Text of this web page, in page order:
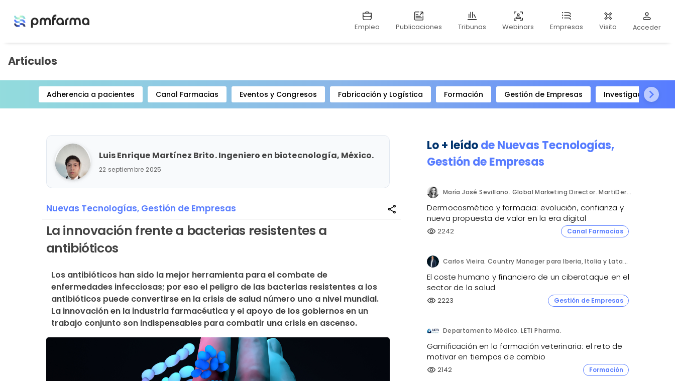
Empleo Publicaciones Tribunas Webinars Empresas Visita Acceder
Artículos
Adherencia a pacientes Canal Farmacias Eventos y Congresos Fabricación y Logística Formación Gestión de Empresas
Investigación
Item
Luis Enrique Martínez Brito. Ingeniero en biotecnología, México.
22 septiembre 2025
Nuevas Tecnologías, Gestión de Empresas share
La innovación frente a bacterias resistentes a
antibióticos
Los antibióticos han sido la mejor herramienta para el combate de
enfermedades infecciosas; por eso el peligro de las bacterias resistentes a los
antibióticos puede convertirse en la crisis de salud número uno a nivel mundial.
La innovación en la industria farmacéutica y el apoyo de los gobiernos en un
trabajo conjunto son indispensables para combatir una crisis en ascenso.
Lo + leídodeNuevas Tecnologías,
Gestión de Empresas
María José Sevillano. Global Marketing Director. MartiDerm.
Dermocosmética y farmacia: evolución, confianza y
nueva propuesta de valor en la era digital
visibility 2242 Canal Farmacias
Carlos Vieira. Country Manager para Iberia, Italia y Latam. Hornetsecurity.
El coste humano y financiero de un ciberataque en el
sector de la salud
visibility 2223 Gestión de Empresas
Departamento Médico. LETI Pharma.
Gamificación en la formación veterinaria: el reto de
motivar en tiempos de cambio
visibility 2142 Formación